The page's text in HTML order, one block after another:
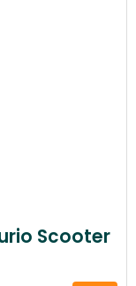
Scooter